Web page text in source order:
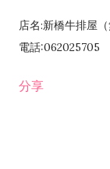
店名:新橋牛排屋
電話:062025705
分享